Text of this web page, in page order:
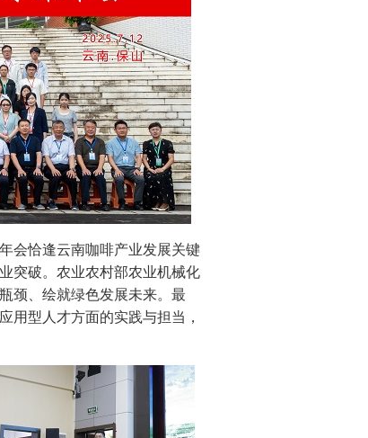
会恰逢云南咖啡产业发展关键
突破。农业农村部农业机械化
颈、绘就绿色发展未来。最
用型人才方面的实践与担当，